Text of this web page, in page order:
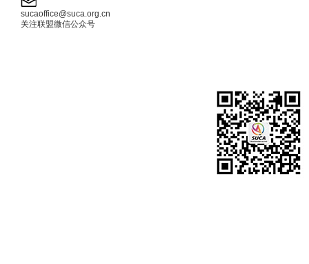
sucaoffice@suca.org.cn
关注联盟微信公众号